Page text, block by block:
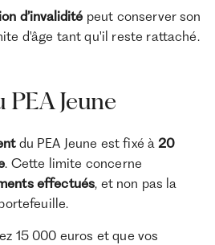
d’invalidité peut conserver son
d'âge tant qu'il reste rattaché.
Jeune
du PEA Jeune est fixé à 20
. Cette limite concerne
effectués, et non pas la
15 000 euros et que vos